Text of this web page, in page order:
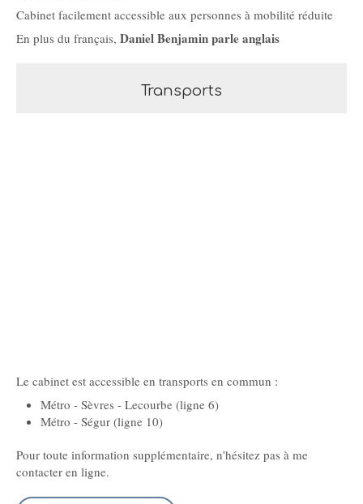
Cabinet facilement accessible aux personnes à mobilité réduite
En plus du français, Daniel Benjamin parle anglais
Transports
Le cabinet est accessible en transports en commun :
Métro - Sèvres - Lecourbe (ligne 6)
Métro - Ségur (ligne 10)
Pour toute information supplémentaire, n'hésitez pas à me
contacter en ligne.